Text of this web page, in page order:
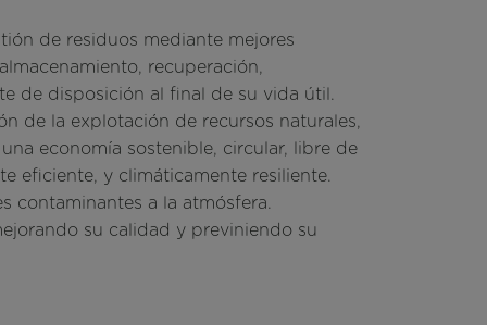
de residuos mediante mejores
recuperación,
de disposición al final de su vida útil.
de la explotación de recursos naturales,
economía sostenible, circular, libre de
eficiente, y climáticamente resiliente.
contaminantes a la atmósfera.
su calidad y previniendo su